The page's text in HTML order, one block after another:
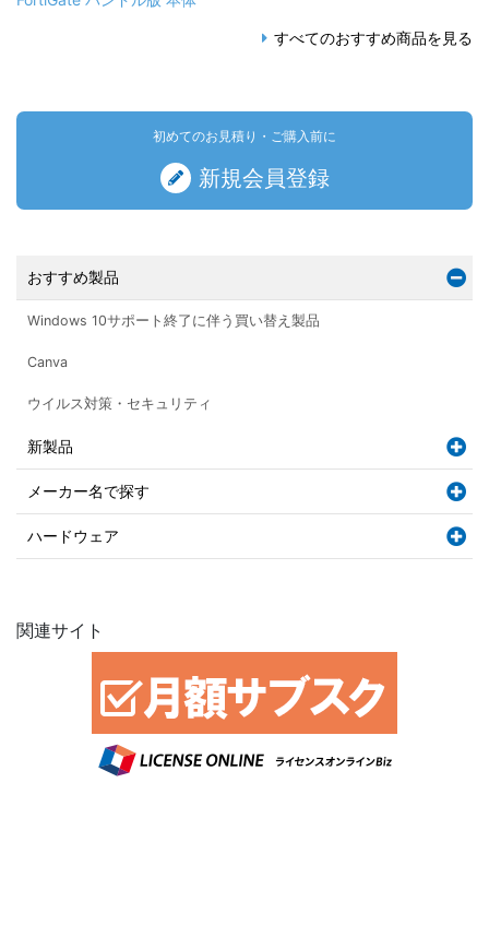
すべてのおすすめ商品を見る
初めてのお見積り・ご購入前に
新規会員登録
おすすめ製品
Windows 10サポート終了に伴う買い替え製品
Canva
ウイルス対策・セキュリティ
新製品
メーカー名で探す
ハードウェア
関連サイト